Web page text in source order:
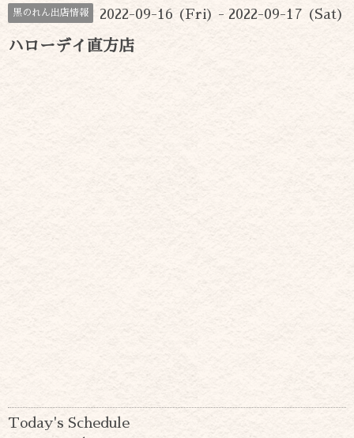
黒のれん出店情報 2022-09-16 (Fri) - 2022-09-17 (Sat)
ハローデイ直方店
Today's Schedule